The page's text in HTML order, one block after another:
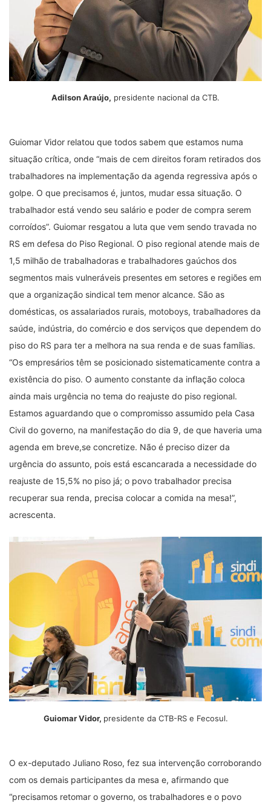
Adilson Araújo, presidente nacional da CTB.
Guiomar Vidor relatou que todos sabem que estamos numa
situação crítica, onde “mais de cem direitos foram retirados dos
trabalhadores na implementação da agenda regressiva após o
golpe. O que precisamos é, juntos, mudar essa situação. O
trabalhador está vendo seu salário e poder de compra serem
corroídos”. Guiomar resgatou a luta que vem sendo travada no
RS em defesa do Piso Regional. O piso regional atende mais de
1,5 milhão de trabalhadoras e trabalhadores gaúchos dos
segmentos mais vulneráveis presentes em setores e regiões em
que a organização sindical tem menor alcance. São as
domésticas, os assalariados rurais, motoboys, trabalhadores da
saúde, indústria, do comércio e dos serviços que dependem do
piso do RS para ter a melhora na sua renda e de suas famílias.
“Os empresários têm se posicionado sistematicamente contra a
existência do piso. O aumento constante da inflação coloca
ainda mais urgência no tema do reajuste do piso regional.
Estamos aguardando que o compromisso assumido pela Casa
Civil do governo, na manifestação do dia 9, de que haveria uma
agenda em breve,se concretize. Não é preciso dizer da
urgência do assunto, pois está escancarada a necessidade do
reajuste de 15,5% no piso já; o povo trabalhador precisa
recuperar sua renda, precisa colocar a comida na mesa!”,
acrescenta.
Guiomar Vidor, presidente da CTB-RS e Fecosul.
O ex-deputado Juliano Roso, fez sua intervenção corroborando
com os demais participantes da mesa e, afirmando que
“precisamos retomar o governo, os trabalhadores e o povo